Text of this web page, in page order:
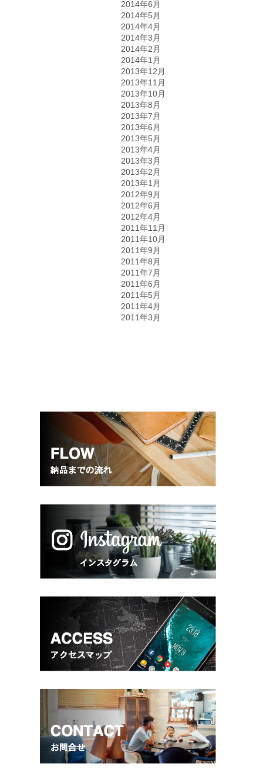
2014年6月
2014年5月
2014年4月
2014年3月
2014年2月
2014年1月
2013年12月
2013年11月
2013年10月
2013年8月
2013年7月
2013年6月
2013年5月
2013年4月
2013年3月
2013年2月
2013年1月
2012年9月
2012年6月
2012年4月
2011年11月
2011年10月
2011年9月
2011年8月
2011年7月
2011年6月
2011年5月
2011年4月
2011年3月